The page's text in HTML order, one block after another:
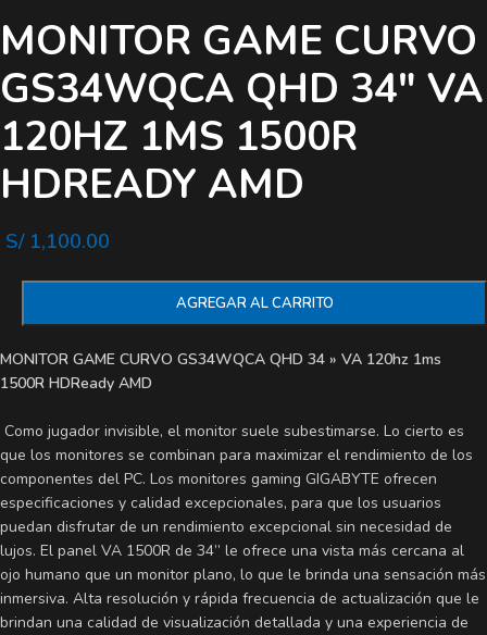
MONITOR GAME CURVO
GS34WQCA QHD 34″ VA
120HZ 1MS 1500R
HDREADY AMD
S/1,100.00
AGREGAR AL CARRITO
MONITOR GAME CURVO GS34WQCA QHD 34 » VA 120hz 1ms
1500R HDReady AMD
Como jugador invisible, el monitor suele subestimarse. Lo cierto es
que los monitores se combinan para maximizar el rendimiento de los
componentes del PC. Los monitores gaming GIGABYTE ofrecen
especificaciones y calidad excepcionales, para que los usuarios
puedan disfrutar de un rendimiento excepcional sin necesidad de
lujos. El panel VA 1500R de 34” le ofrece una vista más cercana al
ojo humano que un monitor plano, lo que le brinda una sensación más
inmersiva. Alta resolución y rápida frecuencia de actualización que le
brindan una calidad de visualización detallada y una experiencia de